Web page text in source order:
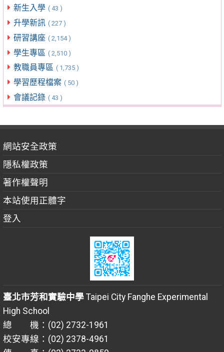
新生入學 ( 43 )
升學新訊 ( 227 )
研習講座 ( 2,154 )
學生專區 ( 2,510 )
教職員專區 ( 1,735 )
學習歷程檔案 ( 50 )
會議記錄 ( 43 )
網站安全政策
隱私權政策
著作權聲明
本站使用正體字
登入
臺北市芳和實驗中學Taipei City Fanghe Experimental
High School
總 機：(02) 2732-1961
校安專線：(02) 2378-4961